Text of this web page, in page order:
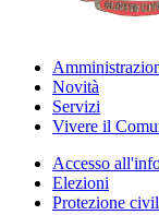
Novità
Servizi
Vivere il
Accesso
Elezioni
Protezione